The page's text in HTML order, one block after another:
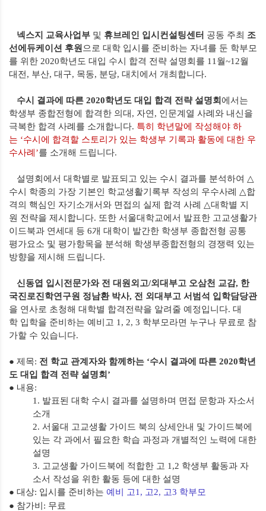
넥스지 교육사업부 및 휴브레인 입시컨설팅센터 공동 주최 조
선에듀케이션 후원 으로 대학 입시를 준비하는 자녀를 둔 학부모
를 위한 2020학년도 대입 수시 합격 전략 설명회를 11 월~12월
대전 , 부산, 대구, 목동, 분당, 대치에서 개최합니다.
수시 결과에 따른 2020학년도 대입 합격 전략 설명회 에서는
학생부 종합전형에 합격한 의대 , 자연 , 인문계열 사례와 내신을
극복한 합격 사례를 소개합니다. 특히 학년말에 작성해야 하
는 ‘수시에 합격할 스토리가 있는 학생부 기록과 활동에 대한 우
수사례 ’를 소개해 드립니다.
설명회에서 대학별로 발표되고 있는 수시 결과를 분석하여 △
수시 학종의 가장 기본인 학교생활기록부 작성의 우수사례 △합
격의 핵심인 자기소개서와 면접의 실제 합격 사례 △대학별 지
원 전략을 제시합니다. 또한 서울대학교에서 발표한 고교생활가
이드북과 연세대 등 6개 대학이 발간한 학생부 종합전형 공통
평가요소 및 평가항목을 분석해 학생부종합전형의 경쟁력 있는
방향을 제시해 드립니다.
신동엽 입시전문가와 전 대원외고/외대부고 오삼천 교감, 한
국진로진학연구원 정남환 박사, 전 외대부고 서범석 입학담당관
을 연사로 초청해 대학별 합격전략을 알려줄 예정입니다. 대
학 입학을 준비하는 예비고 1, 2, 3 학부모라면 누구나 무료로 참
가할 수 있습니다.
● 제목: 전 학교 관계자와 함께하는 ‘수시 결과에 따른 2020학년
도 대입 합격 전략 설명회 ’
● 내용:
1. 발표된 대학 수시 결과를 설명하며 면접 문항과 자소서
소개
2. 서울대 고교생활 가이드 북의 상세안내 및 가이드북에
있는 각 과에서 필요한 학습 과정과 개별적인 노력에 대한
설명
3. 고교생활 가이드북에 적합한 고 1,2 학생부 활동과 자
소서 작성을 위한 활동 등에 대한 설명
● 대상: 입시를 준비하는 예비 고1, 고2, 고3 학부모
● 참가비 : 무료